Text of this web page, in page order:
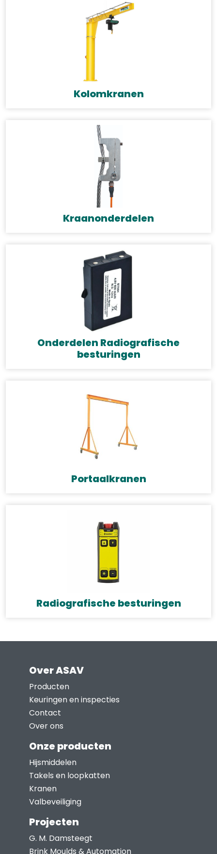
Kolomkranen
Kraanonderdelen
Onderdelen Radiografische
besturingen
Portaalkranen
Radiografische besturingen
Over ASAV
Producten
Keuringen en inspecties
Contact
Over ons
Onze producten
Hijsmiddelen
Takels en loopkatten
Kranen
Valbeveiliging
Projecten
G. M. Damsteegt
Brink Moulds & Automation